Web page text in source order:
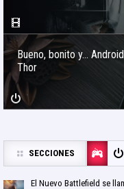
Bueno, bonito y…
Thor
SECCIONES
El Nuevo Battlefield se